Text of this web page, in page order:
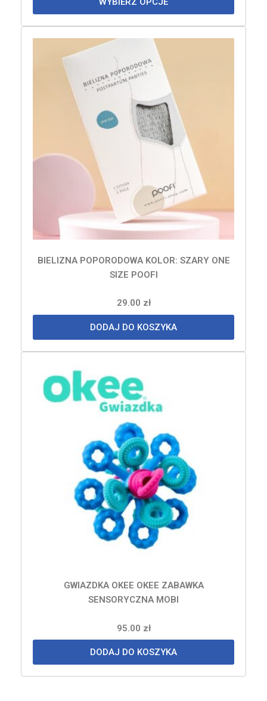
BIELIZNA POPORODOWA KOLOR: SZARY ONE
SIZE POOFI
29.00 zł
DODAJ DO KOSZYKA
GWIAZDKA OKEE OKEE ZABAWKA
SENSORYCZNA MOBI
95.00 zł
DODAJ DO KOSZYKA